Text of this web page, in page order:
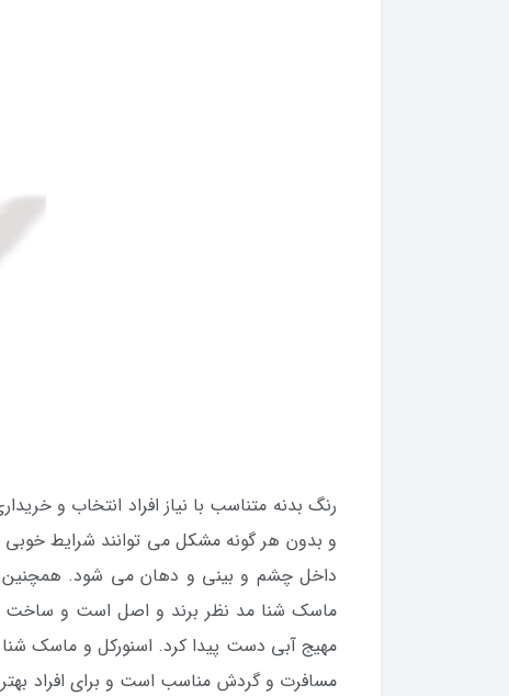
رنگ بدنه متناسب با نیاز افراد انتخاب و
و بدون هر گونه مشکل می توانند شرایط خوبی
داخل چشم و بینی و دهان می شود. همچنین می
ماسک شنا مد نظر برند و اصل است و ساخت
مهیج آبی دست پیدا کرد. اسنورکل و ماسک
مسافرت و گردش مناسب است و برای افراد